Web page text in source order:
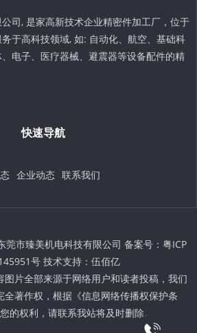
司, 是家高新技术企业精密件加工厂，位于
于高科技领域, 如: 自动化、航空、基础科
电子、医疗器械、避震器等设备配件的精
快速导航
企业动态 联系我们
莞市臻美机电科技有限公司 备案号： 粤ICP
号 技术支持： 伍佰亿
片全部来源于网络用户和读者投稿，我们
全著作权，根据《信息网络传播权保护条
的权利，请联系我站将及时删除。